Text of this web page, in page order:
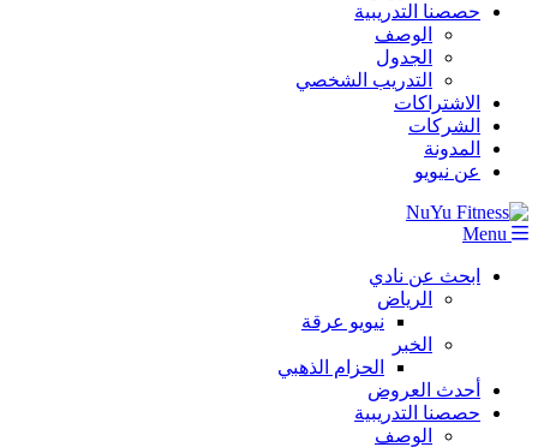
حصصنا التدريبية
الوصف
الجدول
التدريب الشخصي
الاشتراكات
الشركات
المدونة
عن نيويو
Menu
ابحث عن نادي
الرياض
نيويو عرقة
الخبر
الحزام الذهبي
أحدث العروض
حصصنا التدريبية
الوصف